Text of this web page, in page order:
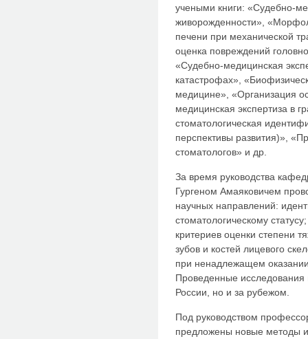
учеными книги: «Судебно-
живорожденности»,
печени при механической
оценка повреждений
«Судебно-медицинская
катастрофах»,
медицине», «Организация
медицинская экспертиза в
стоматологическая
перспективы развития)»,
стоматологов» и др.
За время руководства
Гургеном Амаяковичем
научных направлений:
стоматологическому
критериев оценки степени
зубов и костей лицевого
при ненадлежащем
Проведенные исследования
России, но и за рубежом.
Под руководством
предложены новые методы